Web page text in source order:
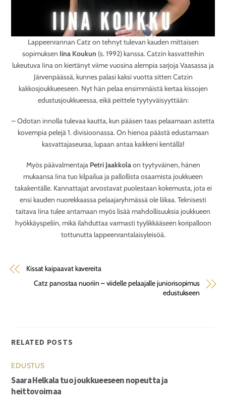
Lappeenrannan Catz on tehnyt tulevan kauden mittaisen
sopimuksen Iina Koukun (s. 1992) kanssa. Catzin kasvatteihin
lukeutuva Iina on kiertänyt viime vuosina alempia sarjoja Vaasassa ja
Järvenpäässä, kunnes palasi kaksi vuotta sitten Catzin
kakkosjoukkueeseen. Nyt hän pelaa ensimmäistä kertaa kissojen
edustusjoukkueessa, eikä peittele tyytyväisyyttään:
– Odotan innolla tulevaa kautta, kun pääsen taas pelaamaan astetta
kovempia pelejä 1. divisioonassa. On hienoa päästä edustamaan
kasvattajaseuraa, lupaan antaa kaikkeni kentällä!
Myös päävalmentaja Petri Jaakkolaon tyytyväinen, hänen
mukaansa Iina tuo kilpailua ja pallollista osaamista joukkueen
takakentälle. Kannattajat arvostavat puolestaan kokemusta, jota ei
ensi kauden nuorekkaassa pelaajaryhmässä ole liikaa. Teknisesti
taitava Iina tulee antamaan myös lisää mahdollisuuksia joukkueen
hyökkäyspeliin, mikä ilahduttaa varmasti tyylikkääseen koripalloon
tottunutta lappeenrantalaisyleisöä.
Kissat kaipaavat kavereita
Catz panostaa nuoriin – viidelle pelaajalle juniorisopimus
edustukseen
RELATED POSTS
EDUSTUS
Saara Helkala tuo joukkueeseen nopeutta ja
heittovoimaa